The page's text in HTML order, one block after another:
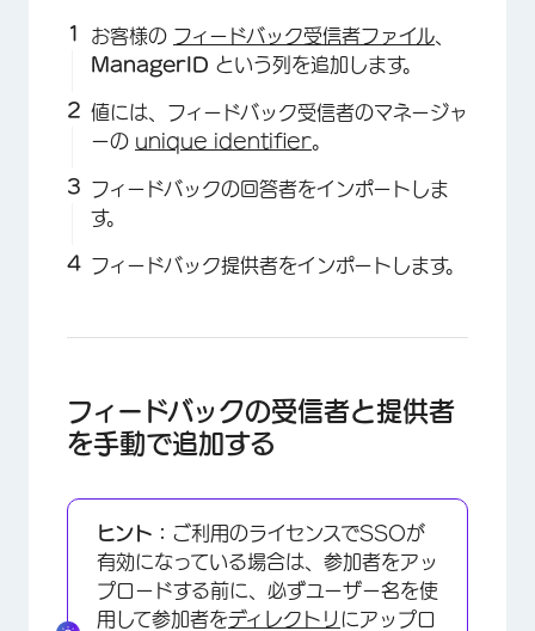
お客様の フィードバック受信者ファイル
ManagerID という列を追加します。
値には、フィードバック受信者のマネージャ
ーの unique identifier。
フィードバックの回答者をインポートしま
す。
フィードバック提供者をインポートします。
フィードバックの受信者と提供者
を手動で追加する
ヒント： ご利用のライセンスでSSOが
有効になっている場合は、参加者をアッ
プロードする前に、必ずユーザー名を使
用して参加者をディレクトリ にアップロ